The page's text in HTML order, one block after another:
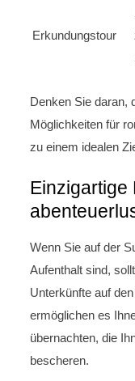
Erkundungstour
Denken Sie daran,
Möglichkeiten für
zu einem idealen
Einzigartige
Wenn Sie auf der
Aufenthalt sind,
Unterkünfte auf
ermöglichen es
übernachten, die
bescheren.